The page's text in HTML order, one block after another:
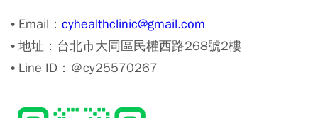
• Email： cyhealthclinic@gmail.com
• 地址：台北市大同區民權西路268號2樓
• Line ID：＠cy25570267